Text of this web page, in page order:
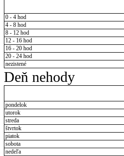
0 - 4 hod
4 - 8 hod
8 - 12 hod
12 - 16 hod
16 - 20 hod
20 - 24 hod
nezistené
Deň nehody
pondelok
utorok
streda
štvrtok
piatok
sobota
nedeľa